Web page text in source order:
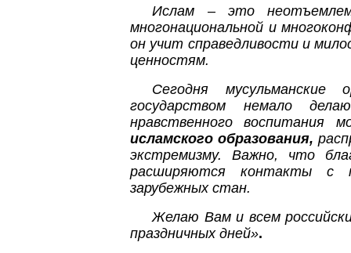
Ислам – это
многонациональной и
он учит справедливости и
ценностям.
Сегодня мусульманские
государством немало
нравственного воспитания
исламского образования,
экстремизму. Важно, что
расширяются контакты с
зарубежных стан.
Желаю Вам и всем
праздничных дней».